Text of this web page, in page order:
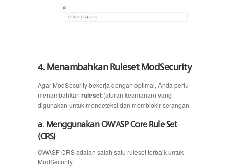
4. Menambahkan Ruleset ModSecurity
Agar ModSecurity bekerja dengan optimal, Anda perlu
menambahkan ruleset (aturan keamanan) yang
digunakan untuk mendeteksi dan memblokir serangan.
a. Menggunakan OWASP Core Rule Set
(CRS)
OWASP CRS adalah salah satu ruleset terbaik untuk
ModSecurity.